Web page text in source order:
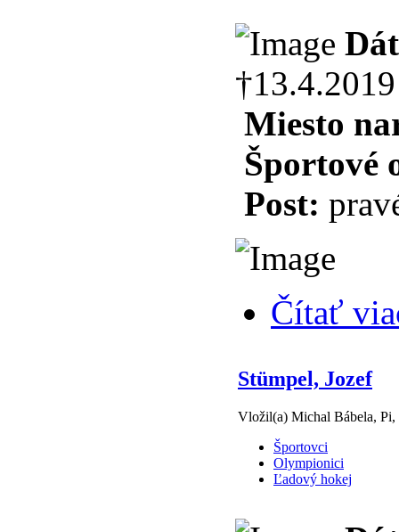
†13.4.2019
Miesto
Športové
Post:
Čítať
Stümpel, Jozef
Vložil(a) Michal Bábela, Pi,
Športovci
Olympionici
Ľadový hokej